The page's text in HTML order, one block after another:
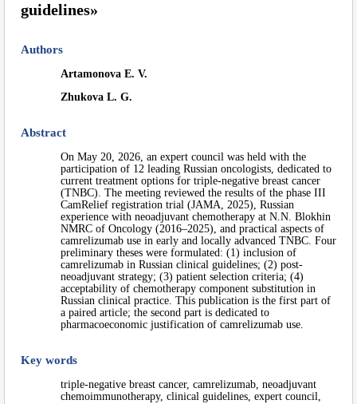
guidelines»
Authors
Artamonova E. V.
Zhukova L. G.
Abstract
On May 20, 2026, an expert council was held with the
participation of 12 leading Russian oncologists, dedicated to
current treatment options for triple-negative breast cancer
(TNBC). The meeting reviewed the results of the phase III
CamRelief registration trial (JAMA, 2025), Russian
experience with neoadjuvant chemotherapy at N.N. Blokhin
NMRC of Oncology (2016–2025), and practical aspects of
camrelizumab use in early and locally advanced TNBC. Four
preliminary theses were formulated: (1) inclusion of
camrelizumab in Russian clinical guidelines; (2) post-
neoadjuvant strategy; (3) patient selection criteria; (4)
acceptability of chemotherapy component substitution in
Russian clinical practice. This publication is the first part of
a paired article; the second part is dedicated to
pharmacoeconomic justification of camrelizumab use.
Key words
triple-negative breast cancer, camrelizumab, neoadjuvant
chemoimmunotherapy, clinical guidelines, expert council,